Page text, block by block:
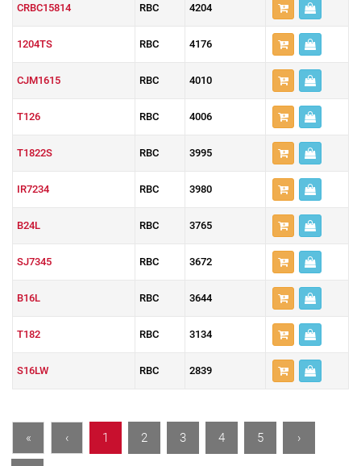
CRBC15814 RBC 4204
1204TS RBC 4176
CJM1615 RBC 4010
T126 RBC 4006
T1822S RBC 3995
IR7234 RBC 3980
B24L RBC 3765
SJ7345 RBC 3672
B16L RBC 3644
T182 RBC 3134
S16LW RBC 2839
« ‹ 1 2 3 4 5 ›